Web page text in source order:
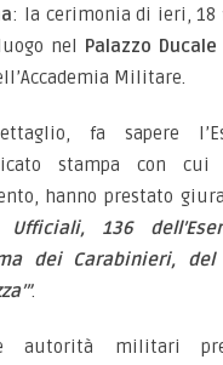
: la cerimonia di ieri, 18
nel Palazzo
Militare.
fa sapere
stampa con
hanno prestato
Ufficiali, 136
dei Carabinieri, del
.
autorità militari